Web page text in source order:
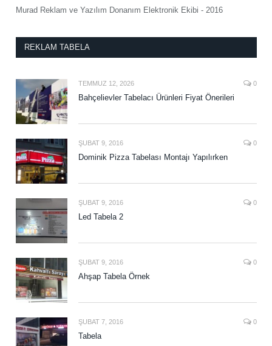
Murad Reklam ve Yazılım Donanım Elektronik Ekibi - 2016
REKLAM TABELA
TEMMUZ 12, 2026 0
Bahçelievler Tabelacı Ürünleri Fiyat Önerileri
ŞUBAT 9, 2016 0
Dominik Pizza Tabelası Montajı Yapılırken
ŞUBAT 9, 2016 0
Led Tabela 2
ŞUBAT 9, 2016 0
Ahşap Tabela Örnek
ŞUBAT 7, 2016 0
Tabela